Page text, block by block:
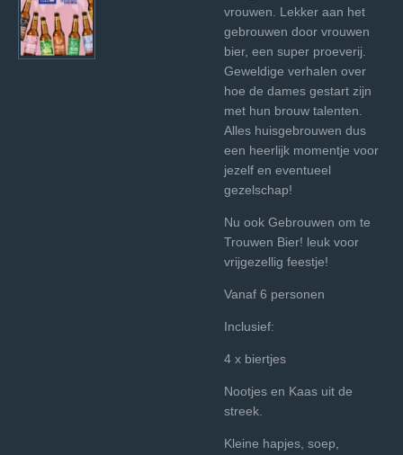
vrouwen. Lekker aan het
gebrouwen door vrouwen
bier, een super proeverij.
Geweldige verhalen over
hoe de dames gestart zijn
met hun brouw talenten.
Alles huisgebrouwen dus
een heerlijk momentje voor
jezelf en eventueel
gezelschap!
Nu ook Gebrouwen om te
Trouwen Bier! leuk voor
vrijgezellig feestje!
Vanaf 6 personen
Inclusief:
4 x biertjes
Nootjes en Kaas uit de
streek.
Kleine hapjes, soep,